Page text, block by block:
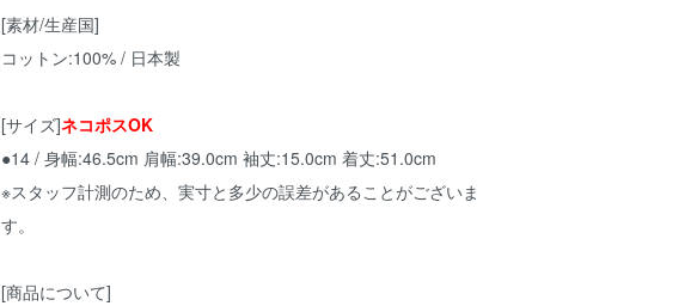
[素材/生産国]
コットン:100% / 日本製
[サイズ]ネコポスOK
●14 / 身幅:46.5cm 肩幅:39.0cm 袖丈:15.0cm 着丈:51.0cm
※スタッフ計測のため、実寸と多少の誤差があることがございま
す。
[商品について]